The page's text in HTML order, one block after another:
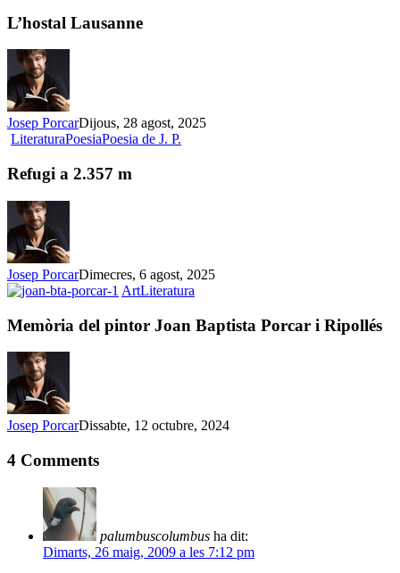
L’hostal Lausanne
Josep PorcarDijous, 28 agost, 2025
LiteraturaPoesiaPoesia de J. P.
Refugi a 2.357 m
Josep PorcarDimecres, 6 agost, 2025
ArtLiteratura
pintor
Joan
Memòria del pintor Joan Baptista Porcar i Ripollés
Josep PorcarDissabte, 12 octubre, 2024
4 Comments
palumbuscolumbus ha dit:
Dimarts, 26 maig, 2009 a les 7:12 pm